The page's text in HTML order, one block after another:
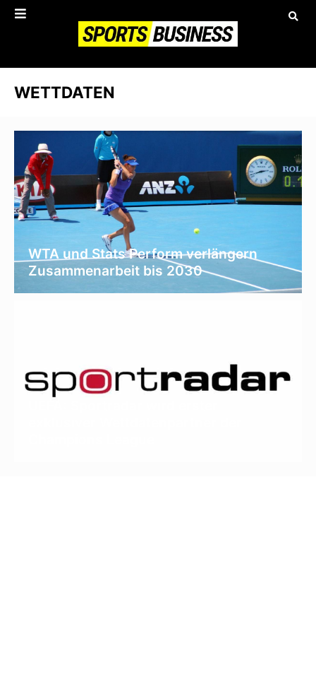
WETTDATEN
WTA und Stats Perform verlängern
Zusammenarbeit bis 2030